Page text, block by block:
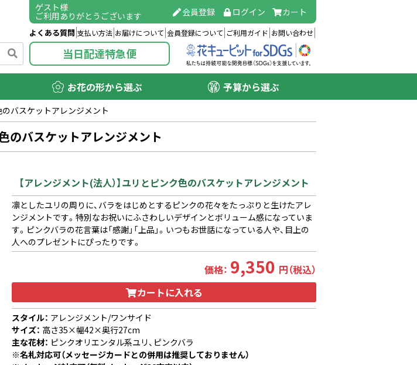
ゲスト様
ご利用ありがとうございます 会員登録 ログイン カート
よくある質問 支払い方法 お届けについて 会員登録について ご利用ガイド お問い合わせ
当日配達特急便
お花の形から選ぶ 予算から選ぶ
のバスケットアレンジメント
のバスケットアレンジメント
【アレンジメント(法人）】ユリとピンク色のバスケットアレンジメント
凛としたユリの周りに、バラをはじめとするピンクの花々をたっぷりと生けたアレ
ンジメントです。特別なお祝いにふさわしいデザインとボリューム感になっていま
す。ピンクバラの花言葉は「感謝」「上品」。いつもお世話になっている人や、目上の
人へのプレゼントにぴったりです。
価格： 9,350 円（税込）
カートに入れる
スタイル： アレンジメント/ワンサイド
サイズ： 高さ35×幅42×奥行27cm
主な花材： ピンクオリエンタル系ユリ、ピンクバラ
※名札対応可（メッセージカードとの併用は推奨しておりません）